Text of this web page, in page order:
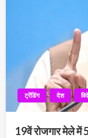
ट्रेंडिंग देश
19वें रोजगार मेले में